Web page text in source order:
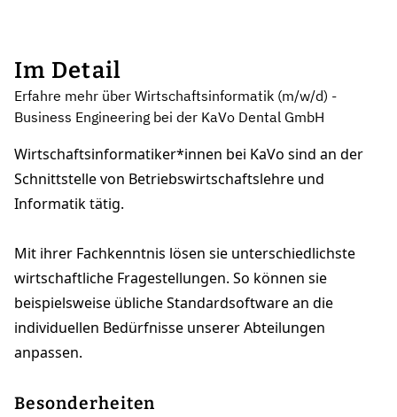
Im Detail
Erfahre mehr über Wirtschaftsinformatik (m/w/d) -
Business Engineering bei der KaVo Dental GmbH
Wirtschaftsinformatiker*innen bei KaVo sind an der
Schnittstelle von Betriebswirtschaftslehre und
Informatik tätig.
Mit ihrer Fachkenntnis lösen sie unterschiedlichste
wirtschaftliche Fragestellungen. So können sie
beispielsweise übliche Standardsoftware an die
individuellen Bedürfnisse unserer Abteilungen
anpassen.
Besonderheiten